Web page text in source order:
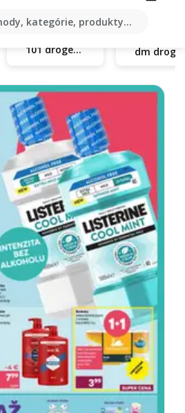
kategórie, produkty...
101 drogerie